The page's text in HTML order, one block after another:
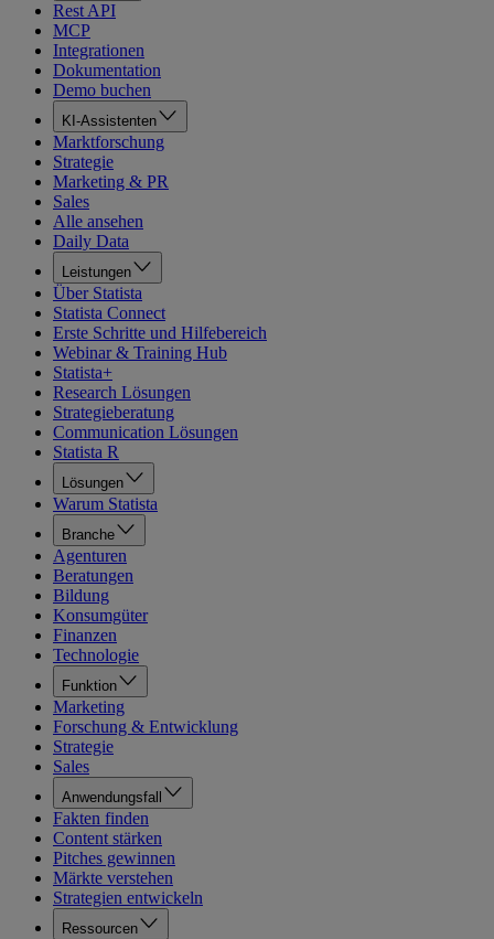
Rest API
MCP
Integrationen
Dokumentation
Demo buchen
KI-Assistenten
Marktforschung
Strategie
Marketing & PR
Sales
Alle ansehen
Daily Data
Leistungen
Über Statista
Statista Connect
Erste Schritte und Hilfebereich
Webinar & Training Hub
Statista+
Research Lösungen
Strategieberatung
Communication Lösungen
Statista R
Lösungen
Warum Statista
Branche
Agenturen
Beratungen
Bildung
Konsumgüter
Finanzen
Technologie
Funktion
Marketing
Forschung & Entwicklung
Strategie
Sales
Anwendungsfall
Fakten finden
Content stärken
Pitches gewinnen
Märkte verstehen
Strategien entwickeln
Ressourcen